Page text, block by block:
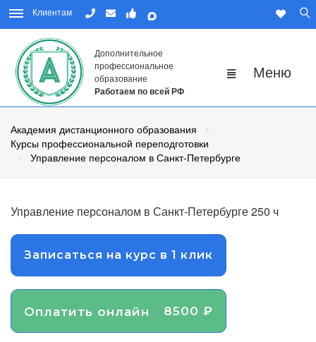
Клиентам
Дополнительное
профессиональное
образование
Работаем по всей РФ
Академия дистанционного образования
Курсы профессиональной переподготовки
Управление персоналом в Санкт-Петербурге
Управление персоналом в Санкт-Петербурге 250 ч
Записаться на курс в 1 клик
Оплатить онлайн 8500 ₽